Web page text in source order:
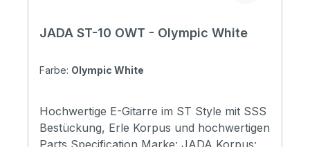
JADA ST-10 OWT - Olympic White
Farbe: Olympic White
Hochwertige E-Gitarre im ST Style mit SSS
Bestückung, Erle Korpus und hochwertigen
Parts Specification Marke: JADA Korpus: